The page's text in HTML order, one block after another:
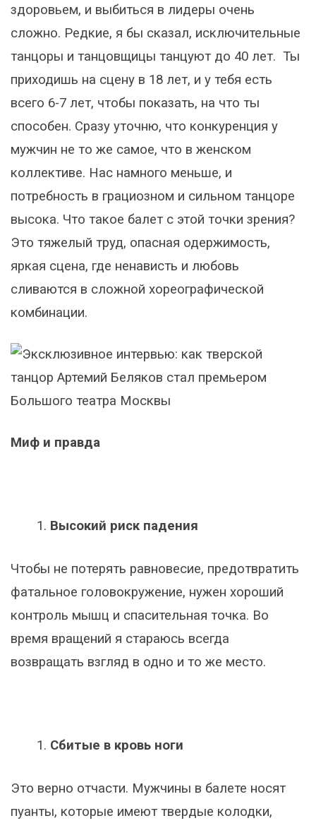
здоровьем, и выбиться в лидеры очень
сложно. Редкие, я бы сказал, исключительные
танцоры и танцовщицы танцуют до 40 лет. Ты
приходишь на сцену в 18 лет, и у тебя есть
всего 6-7 лет, чтобы показать, на что ты
способен. Сразу уточню, что конкуренция у
мужчин не то же самое, что в женском
коллективе. Нас намного меньше, и
потребность в грациозном и сильном танцоре
высока. Что такое балет с этой точки зрения?
Это тяжелый труд, опасная одержимость,
яркая сцена, где ненависть и любовь
сливаются в сложной хореографической
комбинации.
Миф и правда
Высокий риск падения
Чтобы не потерять равновесие, предотвратить
фатальное головокружение, нужен хороший
контроль мышц и спасительная точка. Во
время вращений я стараюсь всегда
возвращать взгляд в одно и то же место.
Сбитые в кровь ноги
Это верно отчасти. Мужчины в балете носят
пуанты, которые имеют твердые колодки,